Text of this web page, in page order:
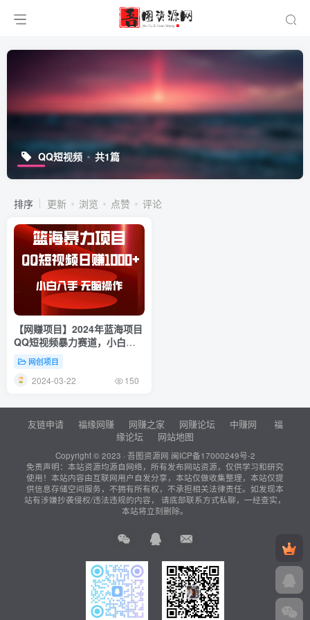
QQ短视频 共1篇
排序 更新 浏览 点赞 评论
【网赚项目】2024年蓝海项目
QQ短视频暴力赛道，小白日
转1000+，无脑操作，简单上
手。网创项目
2024-03-22 150
友链申请 福缘网赚 网赚之家 网赚论坛 中赚网
福
缘论坛
网站地图
Copyright © 2023 · 吾图资源网 闽ICP备17000249号-2
免责声明：本站资源均源自网络，所有发布网站资源，仅供学习和研究
使用！本站内容由互联网用户自发分享，本站仅做收集整理，本站仅提
供信息存储空间服务，不拥有所有权，不承担相关法律责任。如发现本
站有涉嫌抄袭侵权/违法违规的内容， 请底部联系方式私聊，一经查实，
本站将立刻删除。